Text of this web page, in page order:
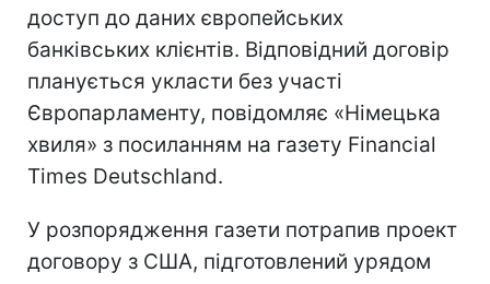
доступ до даних європейських
банківських клієнтів. Відповідний договір
планується укласти без участі
Європарламенту, повідомляє «Німецька
хвиля» з посиланням на газету Financial
Times Deutschland.
У розпорядження газети потрапив проект
договору з США, підготовлений урядом